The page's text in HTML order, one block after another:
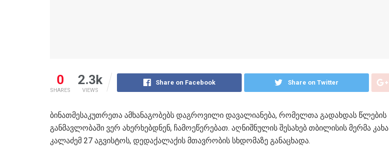
0
SHARES
2.3k
VIEWS
Share on Facebook Share on Twitter
ბინათმესაკუთრეთა ამხანაგობებს დაგროვილი დავალიანება, რომელთა გადახდას წლების
განმავლობაში ვერ ახერხებდნენ, ჩამოეწერებათ. აღნიშნულის შესახებ თბილისის მერმა კახა
კალაძემ 27 აგვისტოს, დედაქალაქის მთავრობის სხდომაზე განაცხადა.